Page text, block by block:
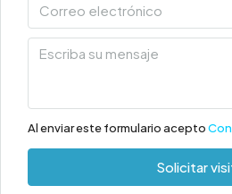
Al enviar este formulario acepto
Solicitar